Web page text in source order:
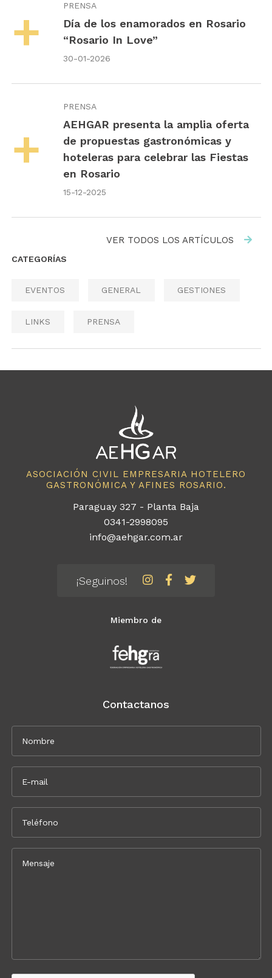
PRENSA
Día de los enamorados en Rosario
“Rosario In Love”
30-01-2026
PRENSA
AEHGAR presenta la amplia oferta
de propuestas gastronómicas y
hoteleras para celebrar las Fiestas
en Rosario
15-12-2025
VER TODOS LOS ARTÍCULOS
CATEGORÍAS
EVENTOS GENERAL GESTIONES
LINKS PRENSA
ASOCIACIÓN CIVIL EMPRESARIA HOTELERO
GASTRONÓMICA Y AFINES ROSARIO.
Paraguay 327 - Planta Baja
0341-2998095
info@aehgar.com.ar
¡Seguinos!
Miembro de
Contactanos